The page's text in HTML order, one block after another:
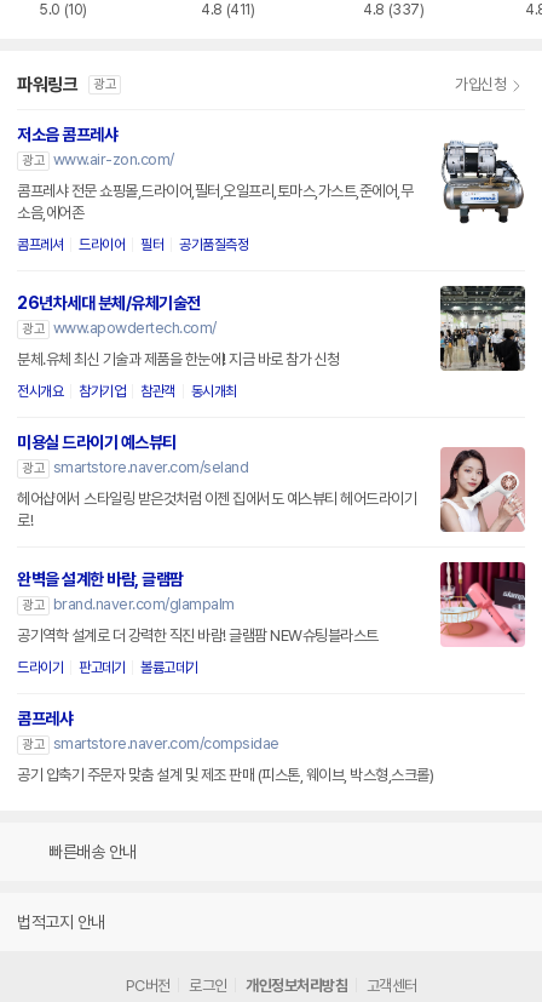
5.0 (10) 4.8 (411) 4.8 (337)
파워링크 광고 가입신청
저소음 콤프레샤
광고 www.air-zon.com/
콤프레샤 전문 쇼핑몰,드라이어,필터,오일프리,토마스,가스트,준에어,무
소음,에어존
콤프레셔 드라이어 필터 공기품질측정
26년차세대 분체/유체기술전
광고 www.apowdertech.com/
분체.유체 최신 기술과 제품을 한눈에! 지금 바로 참가 신청
전시개요 참가기업 참관객 동시개최
미용실 드라이기 예스뷰티
광고 smartstore.naver.com/seland
헤어샵에서 스타일링 받은것처럼 이젠 집에서도 예스뷰티 헤어드라이기
로!
완벽을 설계한 바람, 글램팜
광고
brand.naver.com/glampalm
공기역학 설계로 더 강력한 직진 바람! 글램팜 NEW슈팅블라스트
드라이기 판고데기 볼륨고데기
콤프레샤
광고 smartstore.naver.com/compsidae
공기 압축기 주문자 맞춤 설계 및 제조 판매 (피스톤, 웨이브, 박스형,스크롤)
빠른배송 안내
법적고지 안내
PC버전 로그인 개인정보처리방침 고객센터